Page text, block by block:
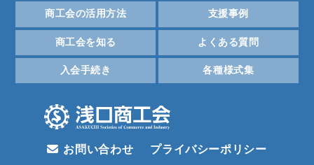
商工会の活用方法 支援事例
商工会を知る よくある質問
入会手続き 各種様式集
お問い合わせ プライバシーポリシー